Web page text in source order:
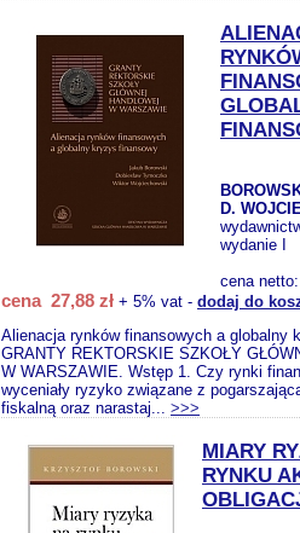
D.
wydanie I
cena
cena 27,88 zł + 5% vat - dodaj do
Alienacja rynków finansowych a globalny
GRANTY REKTORSKIE SZKOŁY
W WARSZAWIE. Wstęp 1. Czy rynki
wyceniały ryzyko związane z
fiskalną oraz narastaj... >>>
MIARY
RYNKU